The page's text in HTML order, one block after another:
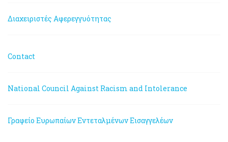
Διαχειριστές Αφερεγγυότητας
Contact
National Council Against Racism and Intolerance
Γραφείο Ευρωπαίων Εντεταλμένων Εισαγγελέων